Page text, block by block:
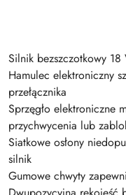
Silnik bezszczotkowy 18
Hamulec elektroniczny
przełącznika
Sprzęgło elektroniczne
przychwycenia lub
Siatkowe osłony
silnik
Gumowe chwyty